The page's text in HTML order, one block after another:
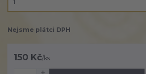
Nejsme plátci DPH
150 Kč/ks